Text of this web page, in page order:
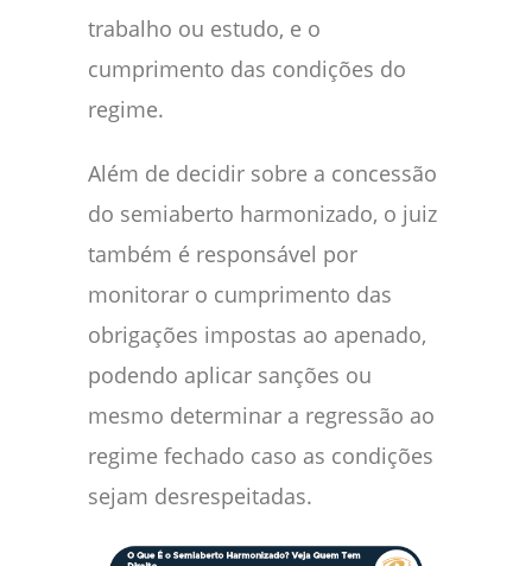
trabalho ou estudo, e o
cumprimento das condições do
regime.
Além de decidir sobre a concessão
do semiaberto harmonizado, o juiz
também é responsável por
monitorar o cumprimento das
obrigações impostas ao apenado,
podendo aplicar sanções ou
mesmo determinar a regressão ao
regime fechado caso as condições
sejam desrespeitadas.